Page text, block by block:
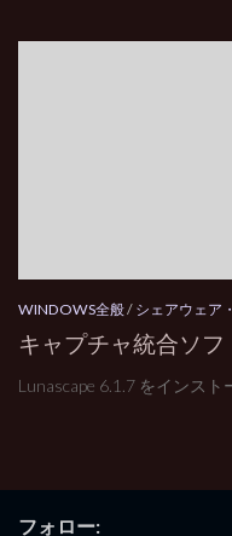
WINDOWS全般/ シェアウェア
キャプチャ統合ソ
Lunascape 6.1.7 をインス
フォロー: